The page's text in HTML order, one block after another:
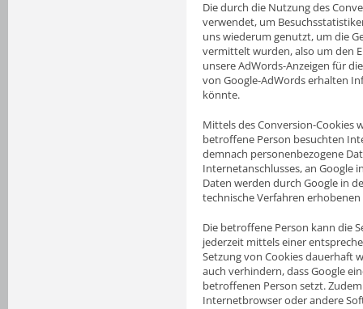
Die durch die Nutzung des
verwendet, um
uns wiederum genutzt, um die
vermittelt wurden, also um den
unsere AdWords-Anzeigen für
von Google-AdWords erhalten
könnte.
Mittels des Conversion-Cookies
betroffene Person besuchten
demnach personenbezogene
Internetanschlusses, an Google
Daten werden durch Google in
technische Verfahren
Die betroffene Person kann die
jederzeit mittels einer
Setzung von Cookies dauerhaft
auch verhindern, dass Google
betroffenen Person setzt.
Internetbrowser oder andere